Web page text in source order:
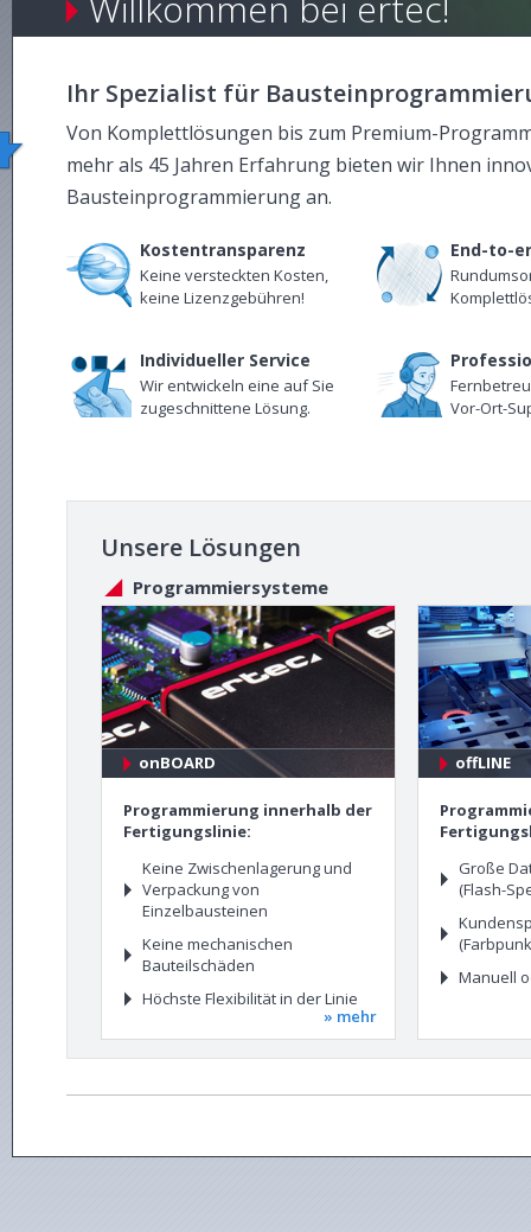
Ihr Spezialist für
Von Komplettlösungen bis zum Premium-
mehr als 45 Jahren Erfahrung bieten wir Ihnen
Bausteinprogrammierung an.
Kostentransparenz
Keine versteckten Kosten,
keine Lizenzgebühren!
End-to-
Individueller Service
Wir entwickeln eine auf Sie
zugeschnittene Lösung.
Vor-Ort-
Unsere Lösungen
Programmiersysteme
onBOARD
Programmierung innerhalb der
Fertigungslinie:
Keine Zwischenlagerung und
Verpackung von
Einzelbausteinen
Keine mechanischen
Bauteilschäden
Höchste Flexibilität in der Linie
» mehr
offLINE
Große
(Flash-
Manuell